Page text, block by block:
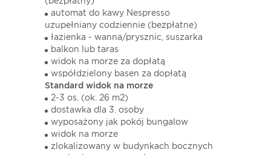
automat do kawy Nespresso
uzupełniany codziennie (bezpłatne)
łazienka - wanna/prysznic, suszarka
balkon lub taras
widok na morze za dopłatą
współdzielony basen za dopłatą
Standard widok na morze
2-3 os. (ok. 26 m2)
dostawka dla 3. osoby
wyposażony jak pokój bungalow
widok na morze
zlokalizowany w budynkach bocznych